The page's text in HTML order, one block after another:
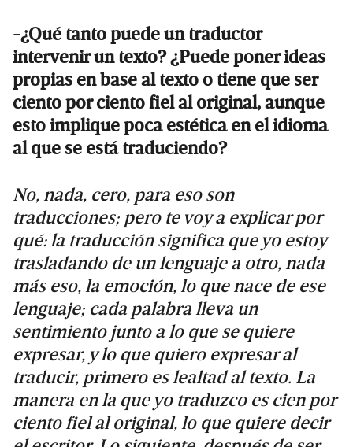
-¿Qué tanto puede un traductor
intervenir un texto? ¿Puede poner ideas
propias en base al texto o tiene que ser
ciento por ciento fiel al original, aunque
esto implique poca estética en el idioma
al que se está traduciendo?
No, nada, cero, para eso son
traducciones; pero te voy a explicar por
qué: la traducción significa que yo estoy
trasladando de un lenguaje a otro, nada
más eso, la emoción, lo que nace de ese
lenguaje; cada palabra lleva un
sentimiento junto a lo que se quiere
expresar, y lo que quiero expresar al
traducir, primero es lealtad al texto. La
manera en la que yo traduzco es cien por
ciento fiel al original, lo que quiere decir